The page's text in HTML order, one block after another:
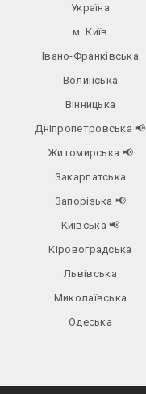
Україна
м. Київ
Івано-Франківська
Волинська
Вінницька
Дніпропетровська📢
Житомирська 📢
Закарпатська
Запорізька 📢
Київська📢
Кіровоградська
Львівська
Миколаївська
Одеська